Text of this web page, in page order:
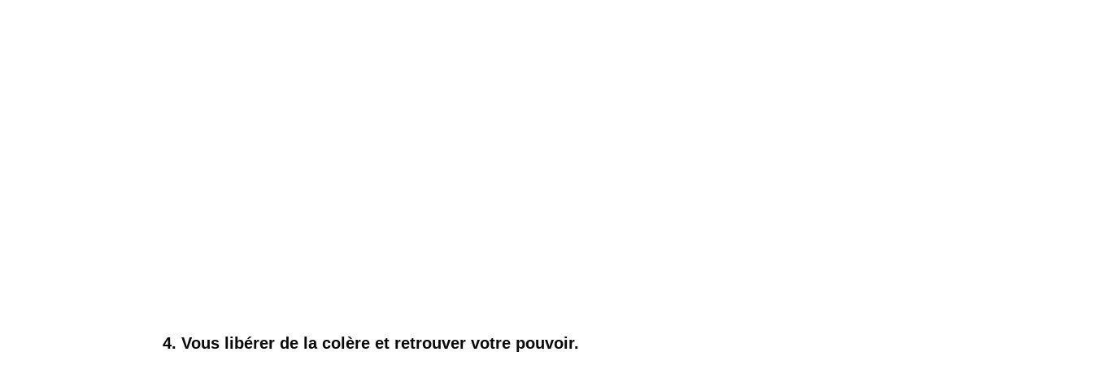
4. Vous libérer de la colère et retrouver votre pouvoir.